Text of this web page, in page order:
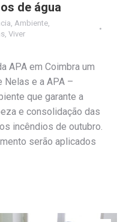
de água
, Ambiente,
, Viver
APA em Coimbra um
Nelas e a APA –
que garante a
e consolidação das
incêndios de outubro.
serão aplicados